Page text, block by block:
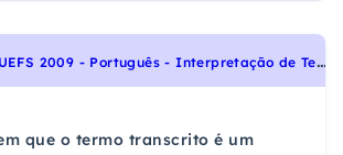
U
EFS 2009 - Português - Interpretação de Textos, Coesão e coerência, Noções Gerais de Compreensão e Interpretação de Texto
que o termo transcrito é um